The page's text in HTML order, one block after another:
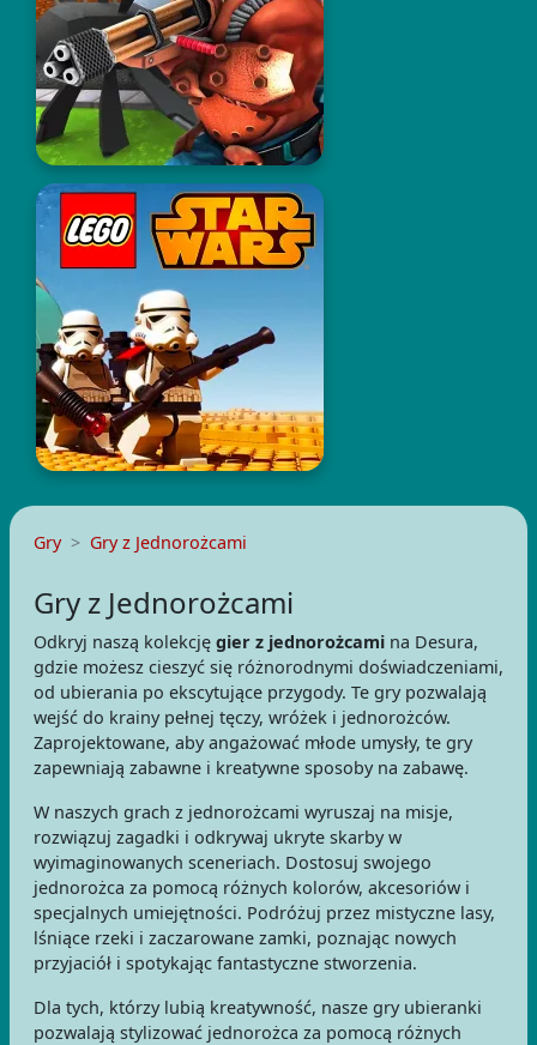
Gry Gry z Jednorożcami
Gry z Jednorożcami
Odkryj naszą kolekcję gier z jednorożcami na Desura,
gdzie możesz cieszyć się różnorodnymi doświadczeniami,
od ubierania po ekscytujące przygody. Te gry pozwalają
wejść do krainy pełnej tęczy, wróżek i jednorożców.
Zaprojektowane, aby angażować młode umysły, te gry
zapewniają zabawne i kreatywne sposoby na zabawę.
W naszych grach z jednorożcami wyruszaj na misje,
rozwiązuj zagadki i odkrywaj ukryte skarby w
wyimaginowanych sceneriach. Dostosuj swojego
jednorożca za pomocą różnych kolorów, akcesoriów i
specjalnych umiejętności. Podróżuj przez mistyczne lasy,
lśniące rzeki i zaczarowane zamki, poznając nowych
przyjaciół i spotykając fantastyczne stworzenia.
Dla tych, którzy lubią kreatywność, nasze gry ubieranki
pozwalają stylizować jednorożca za pomocą różnych